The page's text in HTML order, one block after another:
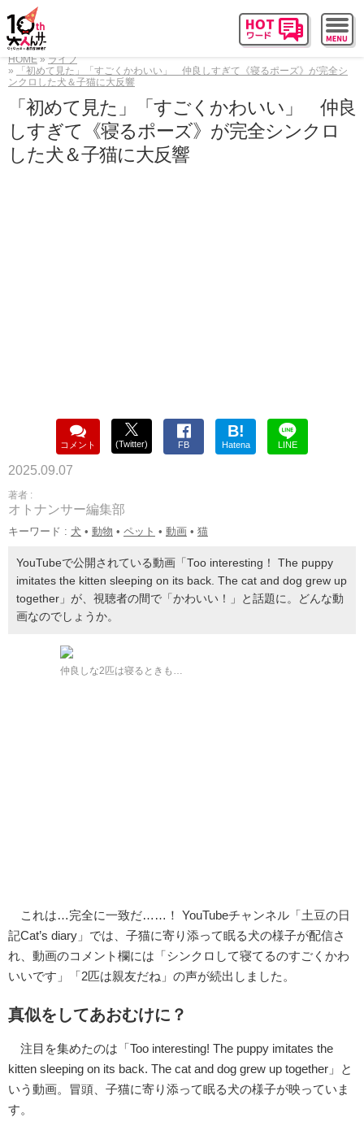
HOME
ライフ
「初めて見た」「すごくかわいい」 仲良しすぎて《寝るポーズ》が完全シ
ンクロした犬＆子猫に大反響
「初めて見た」「すごくかわいい」 仲良
しすぎて《寝るポーズ》が完全シンクロ
した犬＆子猫に大反響
コメント (Twitter) FB
B!
Hatena LINE
2025.09.07
著者 :
オトナンサー編集部
キーワード : 犬 • 動物 • ペット • 動画 • 猫
YouTubeで公開されている動画「Too interesting！ The puppy
imitates the kitten sleeping on its back. The cat and dog grew up
together」が、視聴者の間で「かわいい！」と話題に。どんな動
画なのでしょうか。
仲良しな2匹は寝るときも…
これは…完全に一致だ……！ YouTubeチャンネル「土豆の日
記Cat’s diary」では、子猫に寄り添って眠る犬の様子が配信さ
れ、動画のコメント欄には「シンクロして寝てるのすごくかわ
いいです」「2匹は親友だね」の声が続出しました。
真似をしてあおむけに？
注目を集めたのは「Too interesting! The puppy imitates the
kitten sleeping on its back. The cat and dog grew up together」と
いう動画。冒頭、子猫に寄り添って眠る犬の様子が映っていま
す。